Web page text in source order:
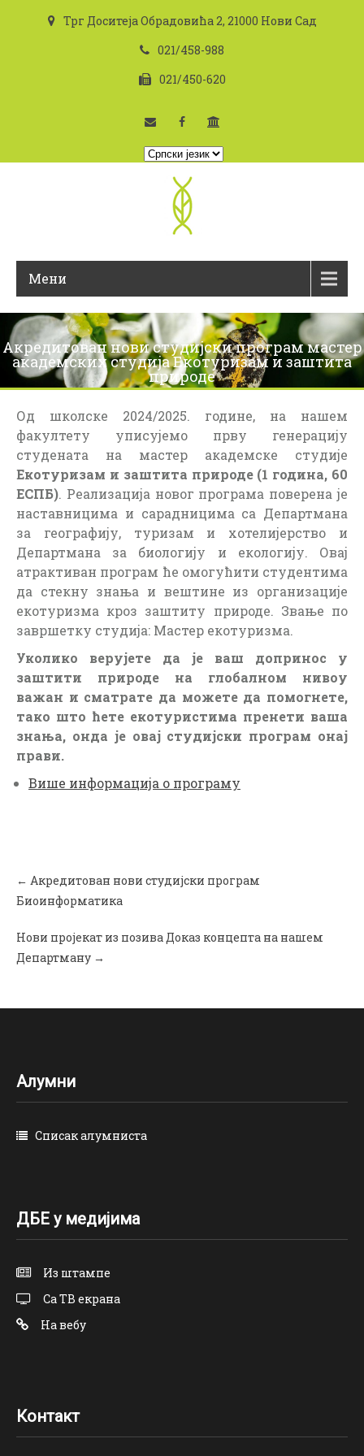
Трг Доситеја Обрадовића 2, 21000 Нови Сад
021/458-988
021/450-620
I
j
e
z
i
Мени
Акредитован нови студијски програм мастер
академских студија Екотуризам и заштита
природе
Од школске 2024/2025. године, на нашем
факултету уписујемо прву генерацију
студената на мастер академске студије
Екотуризам и заштита природе (1 година, 60
ЕСПБ). Реализација новог програма поверена је
наставницима и сарадницима са Департмана
за географију, туризам и хотелијерство и
Департмана за биологију и екологију. Овај
атрактиван програм ће омогућити студентима
да стекну знања и вештине из организације
екотуризма кроз заштиту природе. Звање по
завршетку студија: Мастер екотуризма.
Уколико верујете да је ваш допринос у
заштити природе на глобалном нивоу
важан и сматрате да можете да помогнете,
тако што ћете екотуристима пренети ваша
знања, онда је овај студијски програм онај
прави.
Више информација о програму
o
s
t
a
v
i
t
← Акредитован нови студијски програм
Биоинформатика
Нови пројекат из позива Доказ концепта на нашем
Департману →
Алумни
Списак алумниста
ДБЕ у медијима
Из штампе
Са ТВ екрана
На вебу
Контакт